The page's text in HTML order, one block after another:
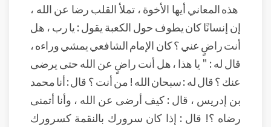
هذه المعاني أيها الأخوة ، تملأ القلب رضا عن الله ،
إن إنسانًا كان يطوف حول الكعبة يقول : يا رب ، هل
أنت راضٍ عني ؟ كان الإمام الشافعي يمشي وراءه ،
قال له : " يا هذا ، هل أنت راضٍ عن الله حتى يرضى
عنك ؟ قال له : سبحان الله ! من أنت ؟ قال : أنا محمد
بن إدريس ، قال : كيف أرضى عن الله ، وأنا أتمنى
رضاه ؟! قال : إذا كان سرورك بالنقمة كسرورك